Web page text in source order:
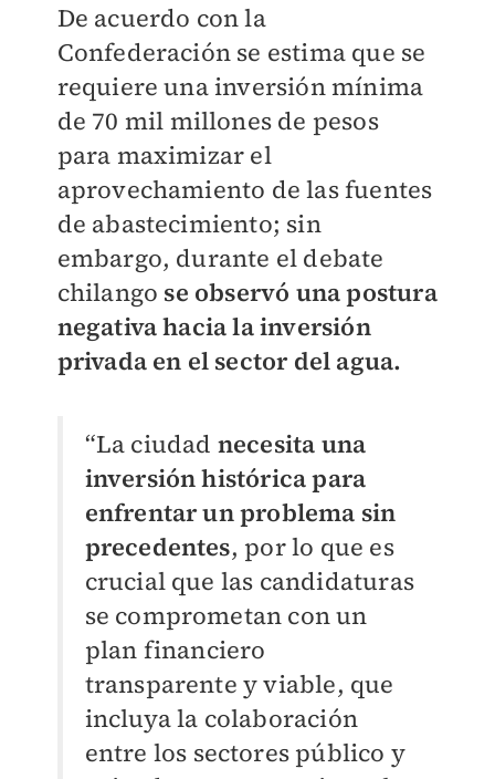
De acuerdo con la
Confederación se estima que se
requiere una inversión mínima
de 70 mil millones de pesos
para maximizar el
aprovechamiento de las fuentes
de abastecimiento; sin
embargo, durante el debate
chilango se observó una postura
negativa hacia la inversión
privada en el sector del agua.
“La ciudad necesita una
inversión histórica para
enfrentar un problema sin
precedentes, por lo que es
crucial que las candidaturas
se comprometan con un
plan financiero
transparente y viable, que
incluya la colaboración
entre los sectores público y